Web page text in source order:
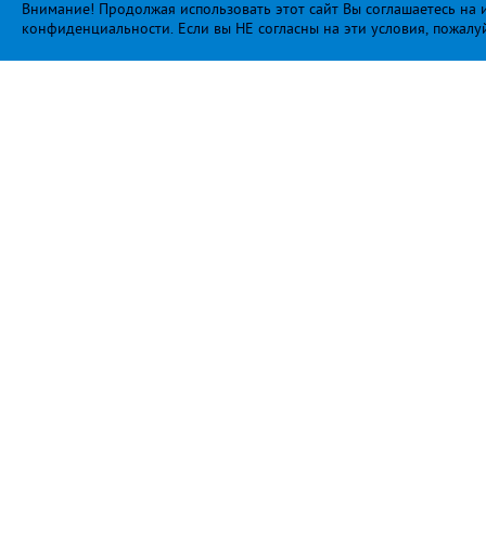
Внимание! Продолжая использовать этот сайт Вы соглашаетесь
конфиденциальности. Если вы НЕ согласны на эти условия,